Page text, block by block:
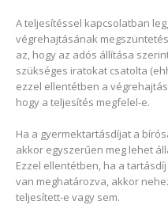
A teljesítéssel kapcsolatban
végrehajtásának
az, hogy az adós állítása
szükséges iratokat csatolta
ezzel ellentétben a
hogy a teljesítés megfelel-e.
Ha a gyermektartásdíjat a
akkor egyszerűen meg lehet
Ezzel ellentétben, ha a
van meghatározva, akkor
teljesített-e vagy sem.